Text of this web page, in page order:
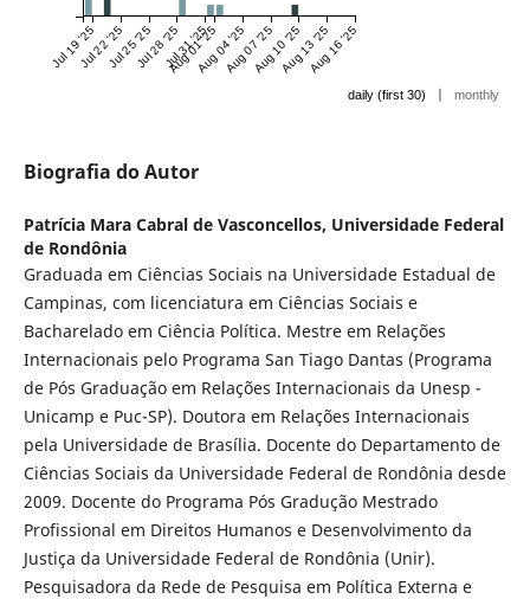
Jul 19 '25Jul 22 '25Jul 25 '25Jul 28 '25Jul 31 '25
Aug 01 '25Aug 04 '25Aug 07 '25Aug 10 '25Aug 13 '25Aug 16 '25
daily (first 30) | monthly
Biografia do Autor
Patrícia Mara Cabral de Vasconcellos, Universidade Federal
de Rondônia
Graduada em Ciências Sociais na Universidade Estadual de
Campinas, com licenciatura em Ciências Sociais e
Bacharelado em Ciência Política. Mestre em Relações
Internacionais pelo Programa San Tiago Dantas (Programa
de Pós Graduação em Relações Internacionais da Unesp -
Unicamp e Puc-SP). Doutora em Relações Internacionais
pela Universidade de Brasília. Docente do Departamento de
Ciências Sociais da Universidade Federal de Rondônia desde
2009. Docente do Programa Pós Gradução Mestrado
Profissional em Direitos Humanos e Desenvolvimento da
Justiça da Universidade Federal de Rondônia (Unir).
Pesquisadora da Rede de Pesquisa em Política Externa e